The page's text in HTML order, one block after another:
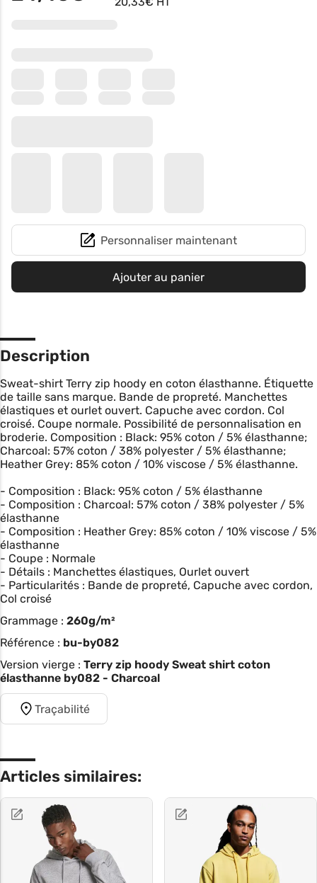
Personnaliser maintenant
Ajouter au panier
Description
Sweat-shirt Terry zip hoody en coton élasthanne. Étiquette
de taille sans marque. Bande de propreté. Manchettes
élastiques et ourlet ouvert. Capuche avec cordon. Col
croisé. Coupe normale. Possibilité de personnalisation en
broderie. Composition : Black: 95% coton / 5% élasthanne;
Charcoal: 57% coton / 38% polyester / 5% élasthanne;
Heather Grey: 85% coton / 10% viscose / 5% élasthanne.
- Composition : Black: 95% coton / 5% élasthanne
- Composition : Charcoal: 57% coton / 38% polyester / 5%
élasthanne
- Composition : Heather Grey: 85% coton / 10% viscose / 5%
élasthanne
- Coupe : Normale
- Détails : Manchettes élastiques, Ourlet ouvert
- Particularités : Bande de propreté, Capuche avec cordon,
Col croisé
Grammage : 260g/m²
Référence : bu-by082
Version vierge : Terry zip hoody Sweat shirt coton
élasthanne by082 - Charcoal
Traçabilité
Articles similaires: